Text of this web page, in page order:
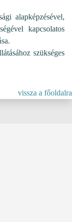
alapképzésével,
kapcsolatos
szükséges
vissza a főoldalra